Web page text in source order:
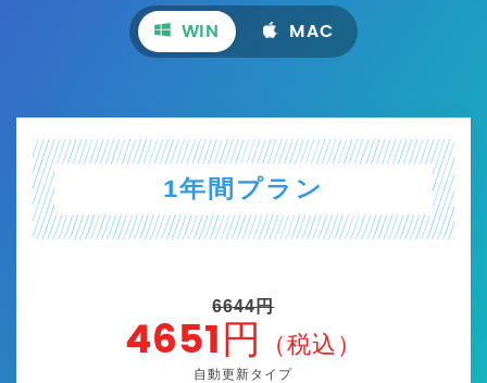
WIN MAC
1年間プラン
6644円
4651円 （税込）
自動更新タイプ